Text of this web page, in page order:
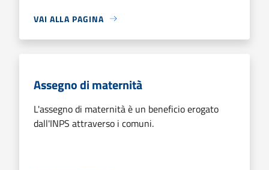
VAI ALLA PAGINA
Assegno di maternità
L'assegno di maternità è un beneficio erogato
dall'INPS attraverso i comuni.